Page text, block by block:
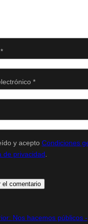
*
*
y acepto Condiciones
de privacidad
Nos hacemos públicos -